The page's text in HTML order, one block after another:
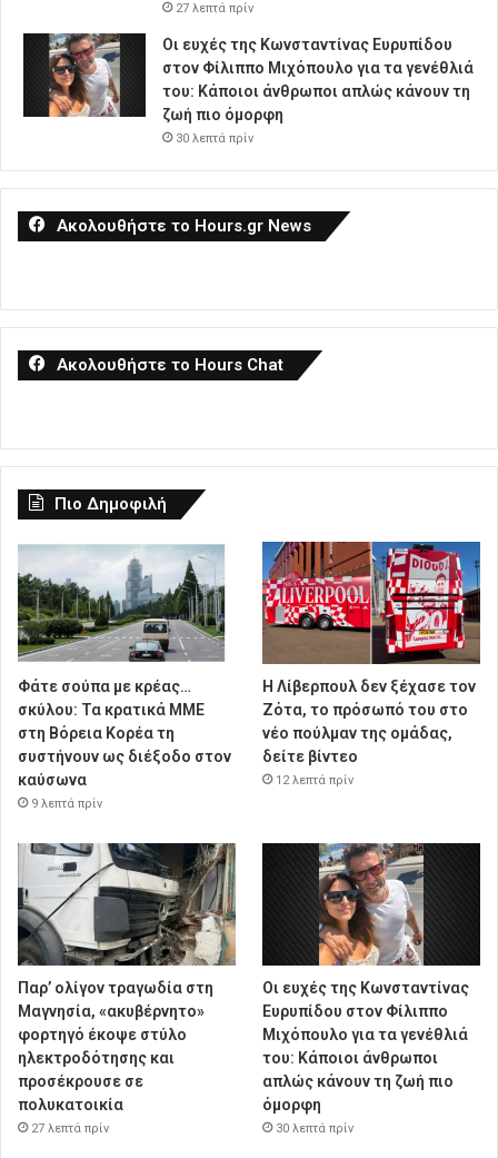
27 λεπτά πρίν
Οι ευχές της Κωνσταντίνας Ευρυπίδου
στον Φίλιππο Μιχόπουλο για τα γενέθλιά
του: Κάποιοι άνθρωποι απλώς κάνουν τη
ζωή πιο όμορφη
30 λεπτά πρίν
Ακολουθήστε το Hours.gr News
Ακολουθήστε το Hours Chat
Πιο Δημοφιλή
Φάτε σούπα με κρέας…
σκύλου: Τα κρατικά ΜΜΕ
στη Βόρεια Κορέα τη
συστήνουν ως διέξοδο στον
καύσωνα
9 λεπτά πρίν
Η Λίβερπουλ δεν ξέχασε τον
Ζότα, το πρόσωπό του στο
νέο πούλμαν της ομάδας,
δείτε βίντεο
12 λεπτά πρίν
Παρ’ ολίγον τραγωδία στη
Μαγνησία, «ακυβέρνητο»
φορτηγό έκοψε στύλο
ηλεκτροδότησης και
προσέκρουσε σε
πολυκατοικία
27 λεπτά πρίν
Οι ευχές της Κωνσταντίνας
Ευρυπίδου στον Φίλιππο
Μιχόπουλο για τα γενέθλιά
του: Κάποιοι άνθρωποι
απλώς κάνουν τη ζωή πιο
όμορφη
30 λεπτά πρίν